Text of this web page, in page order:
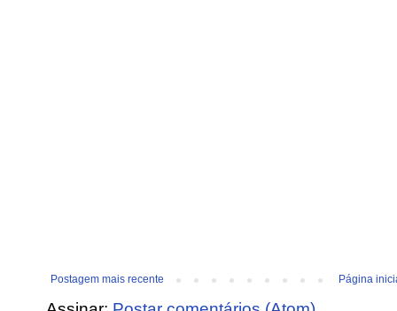
Postagem mais recente Página